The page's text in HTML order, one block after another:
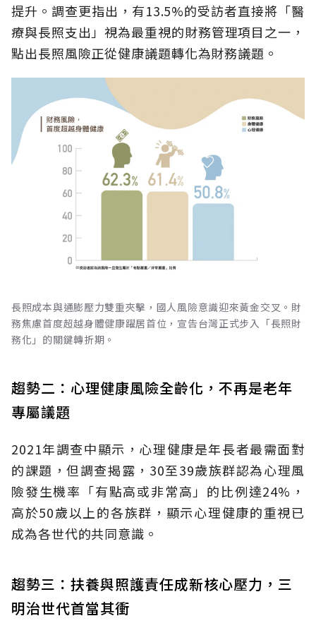
提升。調查更指出，有13.5%的受訪者直接將「醫
療與長照支出」視為最重視的財務管理項目之一，
點出長照風險正從健康議題轉化為財務議題。
長照成本與通膨壓力雙重夾擊，國人風險意識迎來黃金交叉。財
務焦慮首度超越身體健康躍居首位，宣告台灣正式步入「長照財
務化」的關鍵轉折期。
趨勢二：心理健康風險全齡化，不再是老年
專屬議題
2021年調查中顯示，心理健康是年長者最需面對
的課題，但調查揭露，30至39歲族群認為心理風
險發生機率「有點高或非常高」的比例達24%，
高於50歲以上的各族群，顯示心理健康的重視已
成為各世代的共同意識。
趨勢三：扶養與照護責任成新核心壓力，三
明治世代首當其衝